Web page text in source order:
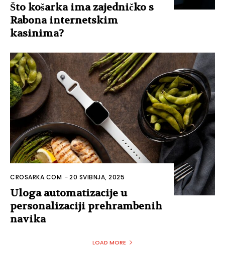
Što košarka ima zajedničko s
Rabona internetskim
kasinima?
CROSARKA.COM -20 SVIBNJA, 2025
Uloga automatizacije u
personalizaciji prehrambenih
navika
LOAD MORE